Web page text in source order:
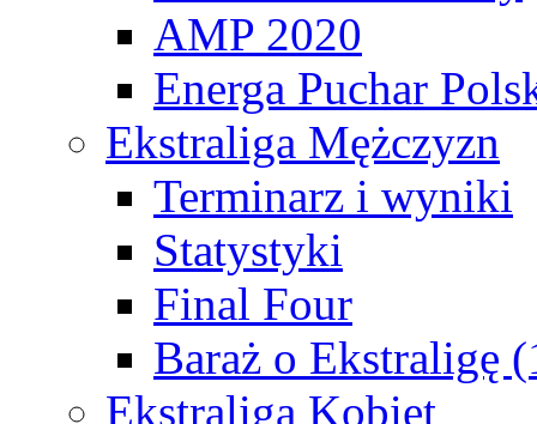
AMP 2020
Energa Puchar
Ekstraliga Mężczyzn
Terminarz i wyniki
Statystyki
Final Four
Baraż o Ekstraligę
Ekstraliga Kobiet